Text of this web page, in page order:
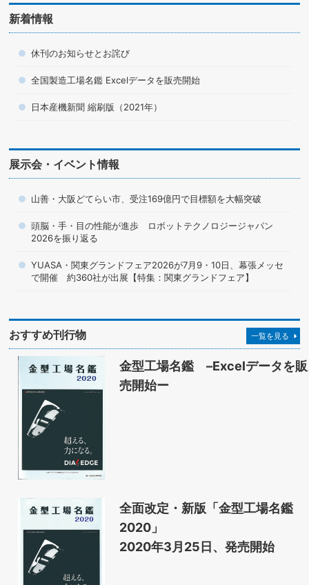
新着情報
休刊のお知らせとお詫び
全国製造工場名鑑 Excelデータを販売開始
日本産機新聞 縮刷版（2021年）
展示会・イベント情報
山善・大阪どてらい市、受注169億円で目標額を大幅突破
頭脳・手・目の性能が進歩 ロボットテクノロジージャパン
2026を振り返る
YUASA・関東グランドフェア2026が7月9・10日、幕張メッセ
で開催 約360社が出展【特集：関東グランドフェア】
おすすめ刊行物 一覧を見る
金型工場名鑑 –Excelデータを販
売開始ー
全面改定・新版「金型工場名鑑
2020」
2020年3月25日、発売開始